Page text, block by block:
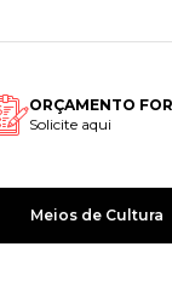
ORÇAMENTO
Solicite aqui
Meios de Cultura